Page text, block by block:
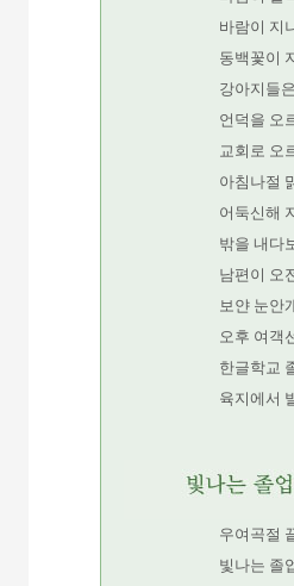
바람이 지
동백꽃이
강아지들
언덕을 오
교회로 오
아침나절
어둑신해
밖을 내다
남편이 오
보얀 눈안
오후 여객
한글학교
육지에서
우여곡절
빛나는 졸